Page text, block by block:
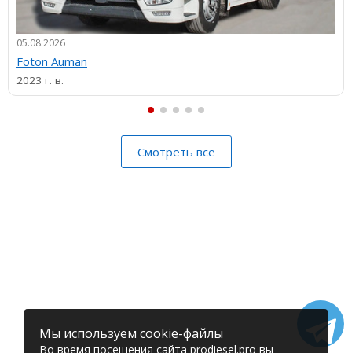
05.08.2026
Foton Auman
2023 г. в.
Смотреть все
Мы используем cookie-файлы
Во время посещения сайта prodiesel.pro вы